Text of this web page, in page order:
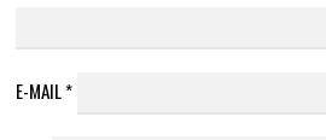
E-MAIL*